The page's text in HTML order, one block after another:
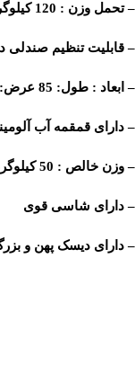
– تحمل وزن : 120 کیلوگرم
– قابلیت تنظیم
– ابعاد : طول: 85 عرض: 28 و ارتفاع: 120 سانتی متر
– دارای قمقمه آب
– وزن خالص : 50 کیلوگرم
– دارای شاسی قوی
– دارای دیسک پهن و